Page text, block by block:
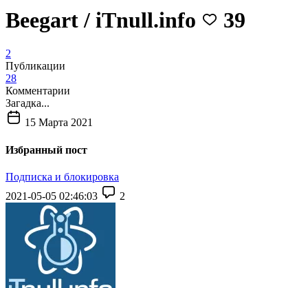
Beegart / iTnull.info 39
2
Публикации
28
Комментарии
Загадка...
15 Марта 2021
Избранный пост
Подписка и блокировка
2021-05-05 02:46:03
2